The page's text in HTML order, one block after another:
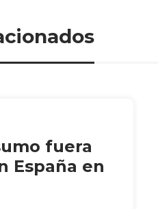
fuera
España en